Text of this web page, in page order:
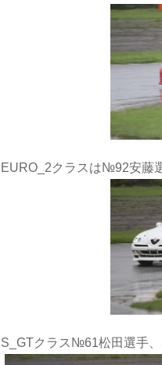
EURO_2クラスは№92安藤
S_GTクラス№61松田選手